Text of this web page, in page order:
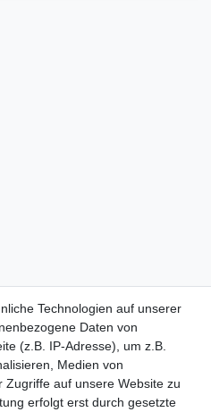
Technologien auf unserer
Daten von
(z.B. IP-Adresse), um z.B.
Medien von
auf unsere Website zu
erfolgt erst durch gesetzte